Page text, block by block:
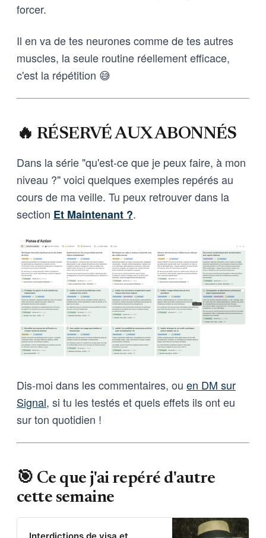
forcer.
Il en va de tes neurones comme de tes autres
muscles, la seule routine réellement efficace,
c'est la répétition 😅
🔥 RÉSERVÉ AUX ABONNÉS
Dans la série "qu'est-ce que je peux faire, à mon
niveau ?" voici quelques exemples repérés au
cours de ma veille. Tu peux retrouver dans la
section Et Maintenant ?.
Dis-moi dans les commentaires, ou en DM sur
Signal, si tu les testés et quels effets ils ont eu
sur ton quotidien !
🎯 Ce que j'ai repéré d'autre
cette semaine